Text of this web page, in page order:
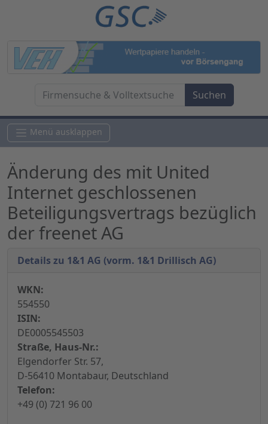
Menü ausklappen
Änderung des mit United
Internet geschlossenen
Beteiligungsvertrags bezüglich
der freenet AG
Details zu 1&1 AG (vorm. 1&1 Drillisch AG)
WKN:
554550
ISIN:
DE0005545503
Straße, Haus-Nr.:
Elgendorfer Str. 57,
D-56410 Montabaur, Deutschland
Telefon:
+49 (0) 721 96 00